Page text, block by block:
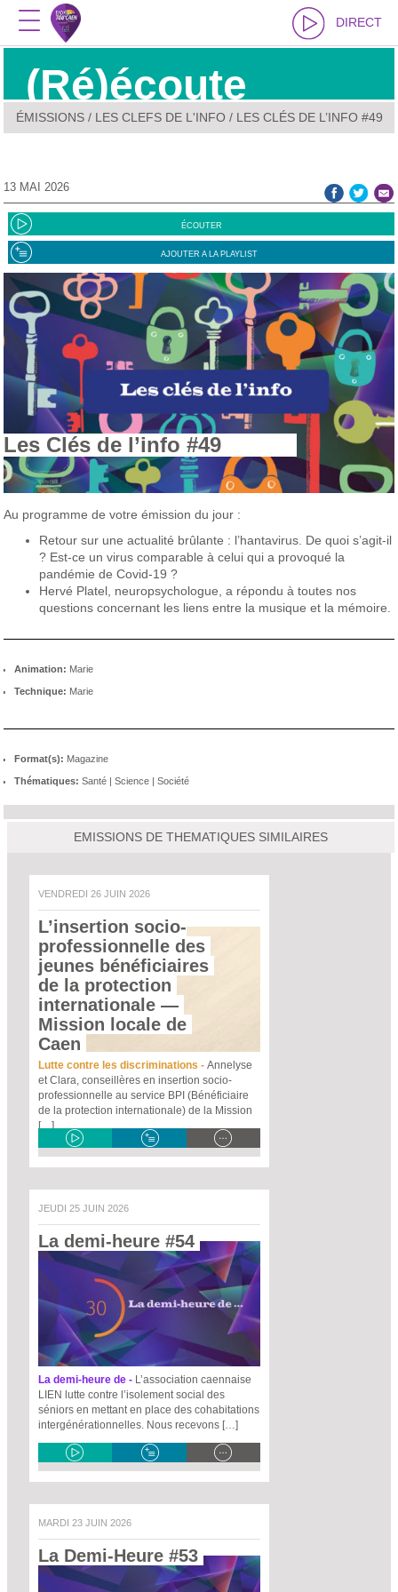
DIRECT
(Ré)écoute
ÉMISSIONS/ LES CLEFS DE L'INFO/ LES CLÉS DE L’INFO #49
13 MAI 2026
ÉCOUTER
AJOUTER A LA PLAYLIST
Les Clés de l’info #49
Au programme de votre émission du jour :
Retour sur une actualité brûlante : l’hantavirus. De quoi s’agit-il
? Est-ce un virus comparable à celui qui a provoqué la
pandémie de Covid-19 ?
Hervé Platel, neuropsychologue, a répondu à toutes nos
questions concernant les liens entre la musique et la mémoire.
Animation: Marie
Technique: Marie
Format(s): Magazine
Thématiques: Santé | Science | Société
EMISSIONS DE THEMATIQUES SIMILAIRES
VENDREDI 26 JUIN 2026
L’insertion socio-
professionnelle des
jeunes bénéficiaires
de la protection
internationale —
Mission locale de
Caen
Lutte contre les discriminations - Annelyse
et Clara, conseillères en insertion socio-
professionnelle au service BPI (Bénéficiaire
de la protection internationale) de la Mission
[…]
JEUDI 25 JUIN 2026
La demi-heure #54
La demi-heure de - L’association caennaise
LIEN lutte contre l’isolement social des
séniors en mettant en place des cohabitations
intergénérationnelles. Nous recevons […]
MARDI 23 JUIN 2026
La Demi-Heure #53